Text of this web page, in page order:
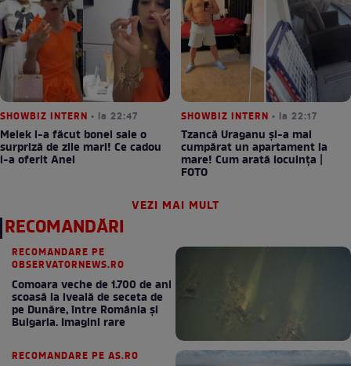
SHOWBIZ INTERN • la 22:47
Melek i-a făcut bonei sale o
surpriză de zile mari! Ce cadou
i-a oferit Anei
SHOWBIZ INTERN • la 22:17
Tzancă Uraganu și-a mai
cumpărat un apartament la
mare! Cum arată locuința |
FOTO
VEZI MAI MULT
RECOMANDĂRI
RECOMANDARE PE
OBSERVATORNEWS.RO
Comoara veche de 1.700 de ani
scoasă la iveală de seceta de
pe Dunăre, între România şi
Bulgaria. Imagini rare
RECOMANDARE PE AS.RO